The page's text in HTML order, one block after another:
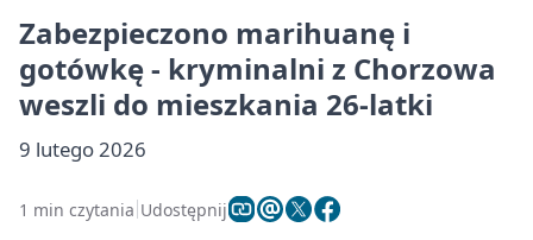
Zabezpieczono marihuanę i
gotówkę - kryminalni z Chorzowa
weszli do mieszkania 26-latki
9 lutego 2026
1 min czytania Udostępnij